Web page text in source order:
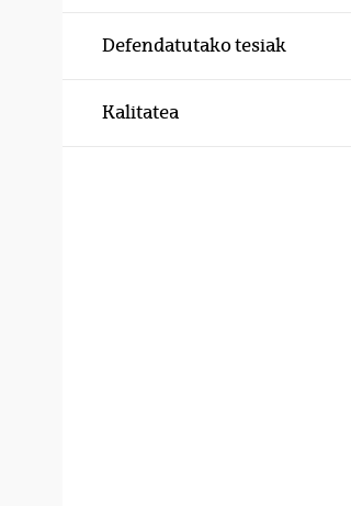
Defendatutako tesiak
Kalitatea